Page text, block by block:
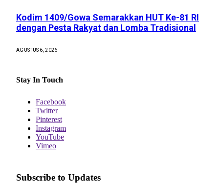
Kodim 1409/Gowa Semarakkan HUT Ke-81 RI
dengan Pesta Rakyat dan Lomba Tradisional
AGUSTUS 6, 2026
Stay In Touch
Facebook
Twitter
Pinterest
Instagram
YouTube
Vimeo
Subscribe to Updates